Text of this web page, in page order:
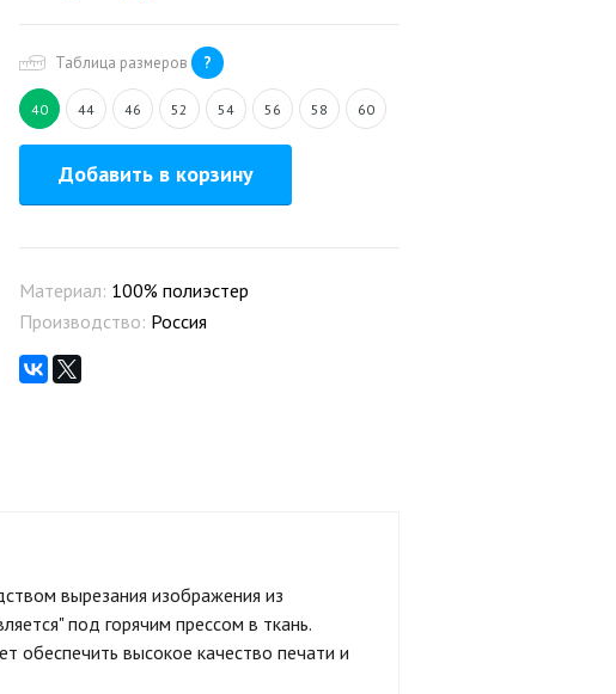
Таблица размеров ?
40 44 46 52 54 56 58 60
Добавить в корзину
Материал: 100% полиэстер
Производство: Россия
вырезания изображения из
под горячим прессом в ткань.
обеспечить высокое качество печати и